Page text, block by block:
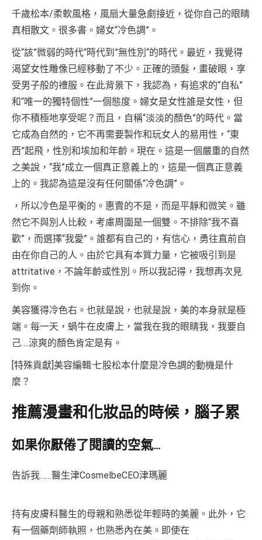
千歲松本/柔軟風格，風扇大量急劇接近，從你自己的眼睛
真相散文。很多書。婦女“冷色調”。
從“該”微弱的時代“時代到”無性別“的時代。最近，我覺得
渴望女性雕像已經移動了不少。正確的頭髮，畫破眼，享
受男子般的禮服。在此背景下，我認為，有追求的“自私”
和“唯一的獨特個性”一個態度。婦女是女性誰是女性，但
你不積極地享受呢？而且，自稱“淡淡的顏色”的時代。當
它成為自然的，它不再需要製作和玩女人的易用性，“東
西”起飛，性別和埃加和年齡。現在。這是一個嚴重的自然
之美說，“我”成立一個真正意義上的，這是一個真正意義
上的。我認為這是沒有任何關係“冷色調”。
，所以冷色是平衡的。惠賣的不是，而是平靜和微笑。雖
然它不與別人比較，考慮周圍是一個雙。不排除“我不喜
歡”，而選擇“我愛”。誰都有自己的，有信心，勇往直前自
由在你自己的人。由於它具有本質力量，它被吸引到是
attritative，不論年齡或性別。所以我記得，我想再次見
到你。
美容獲得冷色右。也就是說，也就是說，美的本身就是極
端。每一天，蝸牛在皮膚上，當我在我的眼睛我，我要自
己….涼爽的顏色肯定是有。
[特殊貢獻]美容編輯·七股松本什麼是冷色調的動機是什
麼？
推薦漫畫和化妝品的時候，腦子累
如果你厭倦了閱讀的空氣…
告訴我……醫生津CosmelbeCEO津瑪麗
持有皮膚科醫生的母親和熟悉從年輕時的美麗。此外，它
有一個藥劑師執照，也熟悉內在美。即使在